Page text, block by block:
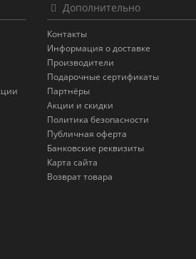
Дополнительно
Контакты
Информация о доставке
Производители
Подарочные сертификаты
Партнёры
Акции и скидки
Политика безопасности
Публичная оферта
Банковские реквизиты
Карта сайта
Возврат товара